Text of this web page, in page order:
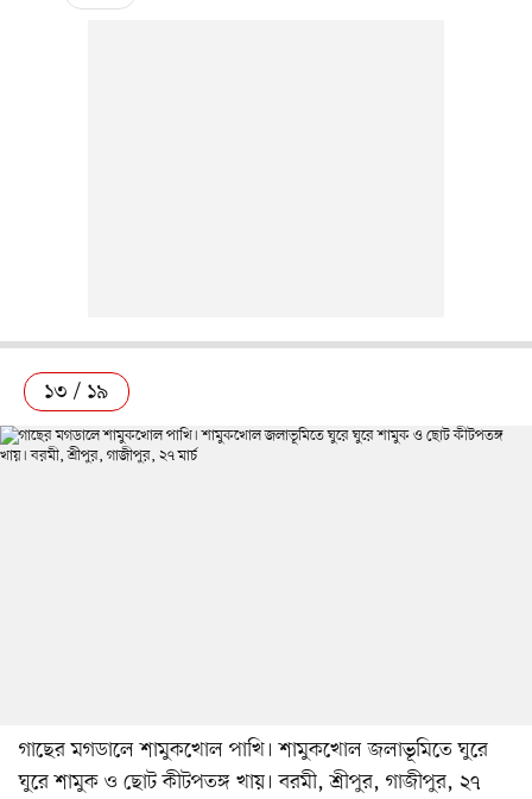
১৩ / ১৯
গাছের মগডালে শামুকখোল পাখি। শামুকখোল জলাভূমিতে ঘুরে
ঘুরে শামুক ও ছোট কীটপতঙ্গ খায়। বরমী, শ্রীপুর, গাজীপুর, ২৭